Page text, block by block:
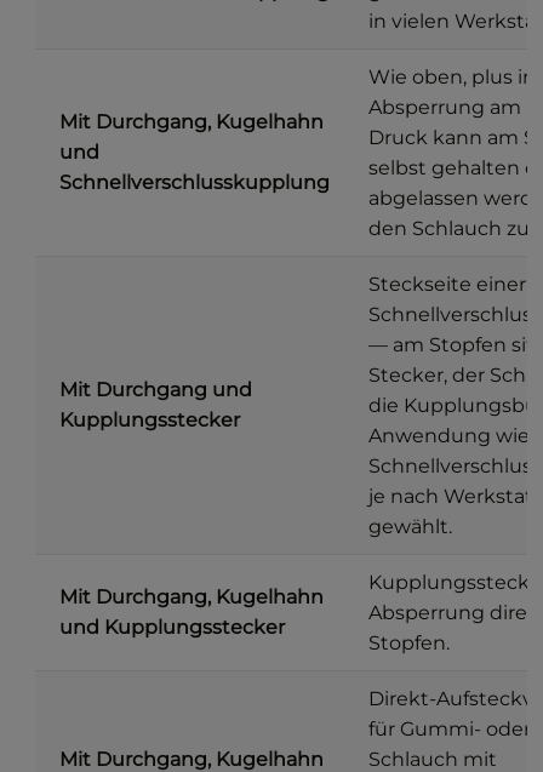
in vielen
Mit Durchgang, Kugelhahn
und
Schnellverschlusskupplung
Wie oben, plus
Absperrung am
Druck kann am
selbst gehalten
abgelassen
den Schlauch zu
Mit Durchgang und
Kupplungsstecker
Steckseite einer
— am Stopfen
Stecker, der
die
Anwendung wie
je nach
gewählt.
Mit Durchgang, Kugelhahn
und Kupplungsstecker
Absperrung
Stopfen.
Mit Durchgang, Kugelhahn
Direkt-
für Gummi- oder
Schlauch mit